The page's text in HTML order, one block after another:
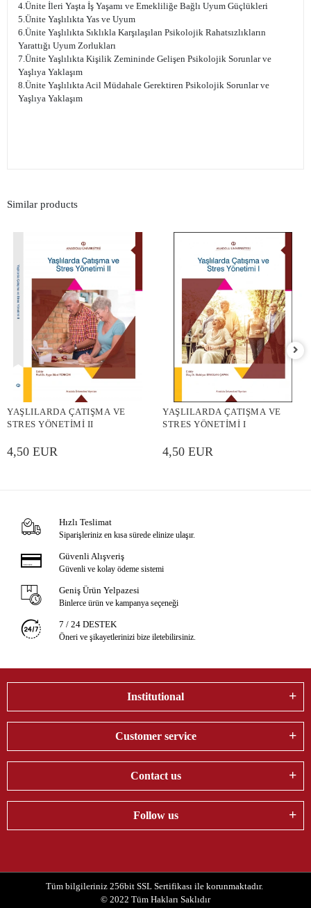
4.Ünite İleri Yaşta İş Yaşamı ve Emekliliğe Bağlı Uyum Güçlükleri
5.Ünite Yaşlılıkta Yas ve Uyum
6.Ünite Yaşlılıkta Sıklıkla Karşılaşılan Psikolojik Rahatsızlıkların
Yarattığı Uyum Zorlukları
7.Ünite Yaşlılıkta Kişilik Zemininde Gelişen Psikolojik Sorunlar ve
Yaşlıya Yaklaşım
8.Ünite Yaşlılıkta Acil Müdahale Gerektiren Psikolojik Sorunlar ve
Yaşlıya Yaklaşım
Similar products
YAŞLILARDA ÇATIŞMA VE
STRES YÖNETİMİ II
4,50 EUR
YAŞLILARDA ÇATIŞMA VE
STRES YÖNETİMİ I
4,50 EUR
Hızlı Teslimat
Siparişleriniz en kısa sürede elinize ulaşır.
Güvenli Alışveriş
Güvenli ve kolay ödeme sistemi
Geniş Ürün Yelpazesi
Binlerce ürün ve kampanya seçeneği
7 / 24 DESTEK
Öneri ve şikayetlerinizi bize iletebilirsiniz.
Institutional
Customer service
Contact us
Follow us
Tüm bilgileriniz 256bit SSL Sertifikası ile korunmaktadır.
© 2022 Tüm Hakları Saklıdır